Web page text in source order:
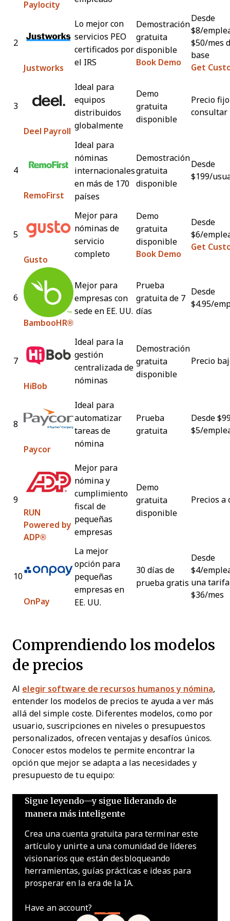
Paylocity
2
Justworks
Lo mejor con
servicios PEO
certificados por
el IRS
Demostración
gratuita
disponible
Book Demo
Desde
$8/
$50/mes
base
Get
3
Deel Payroll
Ideal para
equipos
distribuidos
globalmente
Demo
gratuita
disponible
Precio
consultar
4
RemoFirst
Ideal para
nóminas
internacionales
en más de 170
países
Demostración
gratuita
disponible
Desde
$199/
5
Gusto
Mejor para
nóminas de
servicio
completo
Demo
gratuita
disponible
Book Demo
Desde
$6/
Get
6
BambooHR®
Mejor para
empresas con
sede en EE. UU.
Prueba
gratuita de 7
días
Desde
$4.95/
7
HiBob
Ideal para la
gestión
centralizada de
nóminas
Demostración
gratuita
disponible
Precio
8
Paycor
Ideal para
automatizar
tareas de
nómina
Prueba
gratuita
Desde
$5/
9
RUN
Powered by
ADP®
Mejor para
nómina y
cumplimiento
fiscal de
pequeñas
empresas
Demo
gratuita
disponible
Precios a
10
OnPay
La mejor
opción para
pequeñas
empresas en
EE. UU.
30 días de
prueba gratis
Desde
$4/
una tarifa
$36/mes
Comprendiendo los modelos
de precios
Al elegir software de recursos humanos y nómina,
entender los modelos de precios te ayuda a ver más
allá del simple coste. Diferentes modelos, como por
usuario, suscripciones en niveles o presupuestos
personalizados, ofrecen ventajas y desafíos únicos.
Conocer estos modelos te permite encontrar la
opción que mejor se adapta a las necesidades y
presupuesto de tu equipo:
Sigue leyendo—y sigue liderando de
manera más inteligente
Crea una cuenta gratuita para terminar este
artículo y unirte a una comunidad de líderes
visionarios que están desbloqueando
herramientas, guías prácticas e ideas para
prosperar en la era de la IA.
Have an account?